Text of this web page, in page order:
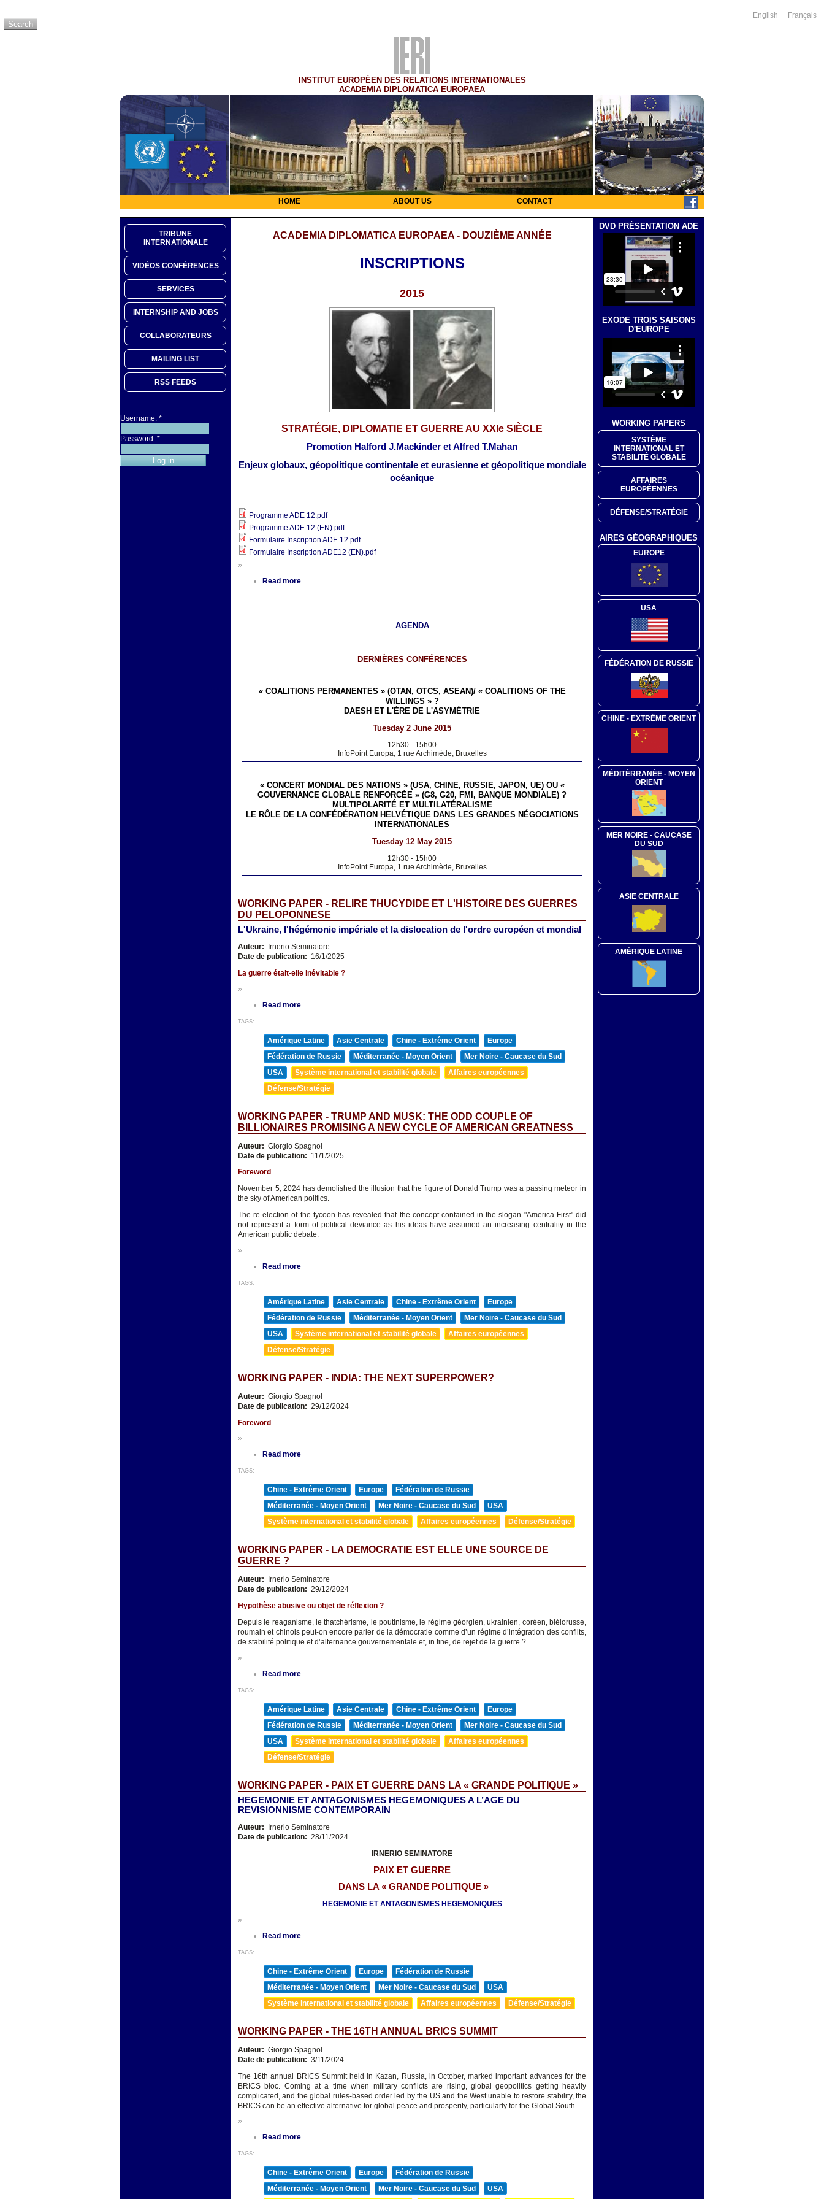
English Français
INSTITUT EUROPÉEN DES RELATIONS INTERNATIONALES
ACADEMIA DIPLOMATICA EUROPAEA
HOME ABOUT US CONTACT
TRIBUNE
INTERNATIONALE
VIDÉOS CONFÉRENCES
SERVICES
INTERNSHIP AND JOBS
COLLABORATEURS
MAILING LIST
RSS FEEDS
Username: *
Password: *
ACADEMIA DIPLOMATICA EUROPAEA - DOUZIÈME ANNÉE
INSCRIPTIONS
2015
STRATÉGIE, DIPLOMATIE ET GUERRE AU XXIe SIÈCLE
Promotion Halford J.Mackinder et Alfred T.Mahan
Enjeux globaux, géopolitique continentale et eurasienneet géopolitique mondiale
océanique
Programme ADE 12.pdf
Programme ADE 12 (EN).pdf
Formulaire Inscription ADE 12.pdf
Formulaire Inscription ADE12 (EN).pdf
»
Read more
AGENDA
DERNIÈRES CONFÉRENCES
« COALITIONS PERMANENTES » (OTAN, OTCS, ASEAN)/ « COALITIONS OF THE
WILLINGS » ?
DAESH ET L'ÈRE DE L'ASYMÉTRIE
Tuesday 2 June 2015
12h30 - 15h00
InfoPoint Europa, 1 rue Archimède, Bruxelles
« CONCERT MONDIAL DES NATIONS » (USA, CHINE, RUSSIE, JAPON, UE) OU «
GOUVERNANCE GLOBALE RENFORCÉE » (G8, G20, FMI, BANQUE MONDIALE) ?
MULTIPOLARITÉ ET MULTILATÉRALISME
LE RÔLE DE LA CONFÉDÉRATION HELVÉTIQUE DANS LES GRANDES NÉGOCIATIONS
INTERNATIONALES
Tuesday 12 May 2015
12h30 - 15h00
InfoPoint Europa, 1 rue Archimède, Bruxelles
WORKING PAPER - RELIRE THUCYDIDE ET L'HISTOIRE DES GUERRES
DU PELOPONNESE
L'Ukraine, l'hégémonie impériale et la dislocation de l'ordre européen et mondial
Auteur:
Irnerio Seminatore
Date de publication: 16/1/2025
La guerre était-elle inévitable ?
»
Read more
TAGS:
Amérique Latine Asie Centrale Chine - Extrême Orient
Europe
Fédération de Russie
Méditerranée - Moyen Orient
Mer Noire - Caucase du Sud
USA
Système international et stabilité globale
Affaires européennes
Défense/Stratégie
WORKING PAPER - TRUMP AND MUSK: THE ODD COUPLE OF
BILLIONAIRES PROMISING A NEW CYCLE OF AMERICAN GREATNESS
Auteur: Giorgio Spagnol
Date de publication: 11/1/2025
Foreword
November 5, 2024 has demolished the illusion that the figure of Donald Trump was a passing meteor in
the sky of American politics.
The re-election of the tycoon has revealed that the concept contained in the slogan "America First" did
not represent a form of political deviance as his ideas have assumed an increasing centrality in the
American public debate.
»
Read more
TAGS:
Amérique Latine Asie Centrale Chine - Extrême Orient
Europe
Fédération de Russie
Méditerranée - Moyen Orient
Mer Noire - Caucase du Sud
USA
Système international et stabilité globale
Affaires européennes
Défense/Stratégie
WORKING PAPER - INDIA: THE NEXT SUPERPOWER?
Auteur: Giorgio Spagnol
Date de publication: 29/12/2024
Foreword
»
Read more
TAGS:
Chine - Extrême Orient Europe
Fédération de Russie
Méditerranée - Moyen Orient
Mer Noire - Caucase du Sud
USA
Système international et stabilité globale
Affaires européennes Défense/Stratégie
WORKING PAPER - LA DEMOCRATIE EST ELLE UNE SOURCE DE
GUERRE ?
Auteur:
Irnerio Seminatore
Date de publication: 29/12/2024
Hypothèse abusive ou objet de réflexion ?
Depuis le reaganisme, le thatchérisme, le poutinisme, le régime géorgien, ukrainien, coréen, biélorusse,
roumain et chinois peut-on encore parler de la démocratie comme d’un régime d’intégration des conflits,
de stabilité politique et d’alternance gouvernementale et, in fine, de rejet de la guerre ?
»
Read more
TAGS:
Amérique Latine Asie Centrale Chine - Extrême Orient
Europe
Fédération de Russie
Méditerranée - Moyen Orient
Mer Noire - Caucase du Sud
USA
Système international et stabilité globale
Affaires européennes
Défense/Stratégie
WORKING PAPER - PAIX ET GUERRE DANS LA « GRANDE POLITIQUE »
HEGEMONIE ET ANTAGONISMES HEGEMONIQUES A L’AGE DU
REVISIONNISME CONTEMPORAIN
Auteur: Irnerio Seminatore
Date de publication: 28/11/2024
IRNERIO SEMINATORE
PAIX ET GUERRE
DANS LA « GRANDEPOLITIQUE »
HEGEMONIE ET ANTAGONISMES HEGEMONIQUES
»
Read more
TAGS:
Chine - Extrême Orient Europe
Fédération de Russie
Méditerranée - Moyen Orient
Mer Noire - Caucase du Sud
USA
Système international et stabilité globale
Affaires européennes Défense/Stratégie
WORKING PAPER - THE 16TH ANNUAL BRICS SUMMIT
Auteur: Giorgio Spagnol
Date de publication: 3/11/2024
The 16th annual BRICS Summit held in Kazan, Russia, in October, marked important advances for the
BRICS bloc. Coming at a time when military conflicts are rising, global geopolitics getting heavily
complicated, and the global rules-based order led by the US and the West unable to restore stability, the
BRICS can be an effective alternative for global peace and prosperity, particularly for the Global South.
»
Read more
TAGS:
Chine - Extrême Orient Europe
Fédération de Russie
Méditerranée - Moyen Orient
Mer Noire - Caucase du Sud USA
DVD PRÉSENTATION ADE
EXODE TROIS SAISONS
D'EUROPE
WORKING PAPERS
SYSTÈME
INTERNATIONAL ET
STABILITÉ GLOBALE
AFFAIRES
EUROPÉENNES
DÉFENSE/STRATÉGIE
AIRES GÉOGRAPHIQUES
EUROPE
USA
FÉDÉRATION DE RUSSIE
CHINE - EXTRÊME ORIENT
MÉDITÉRRANÉE - MOYEN
ORIENT
MER NOIRE - CAUCASE
DU SUD
ASIE CENTRALE
AMÉRIQUE LATINE